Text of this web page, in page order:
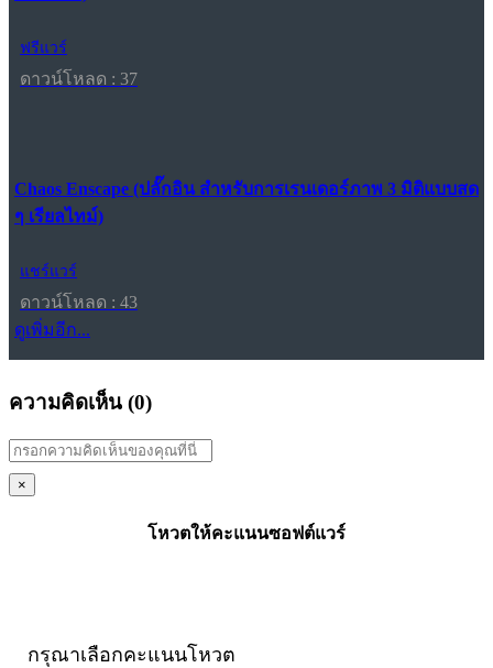
ฟรีแวร์
ดาวน์โหลด : 37
Chaos Enscape (ปลั๊กอิน สำหรับการเรนเดอร์ภาพ 3 มิติแบบสด
ๆ เรียลไทม์)
แชร์แวร์
ดาวน์โหลด : 43
ดูเพิ่มอีก...
ความคิดเห็น (0)
×
โหวตให้คะแนนซอฟต์แวร์
กรุณาเลือกคะแนนโหวต